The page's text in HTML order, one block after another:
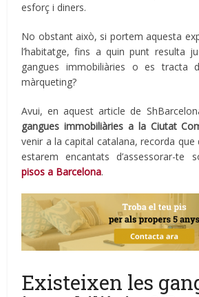
esforç i diners.
No obstant això, si portem aquesta
l’habitatge, fins a quin punt resulta
gangues immobiliàries o es tracta
màrqueting?
Avui, en aquest article de
gangues immobiliàries a la Ciutat
venir a la capital catalana, recorda que
estarem encantats d’assessorar-te
pisos a Barcelona.
Existeixen les